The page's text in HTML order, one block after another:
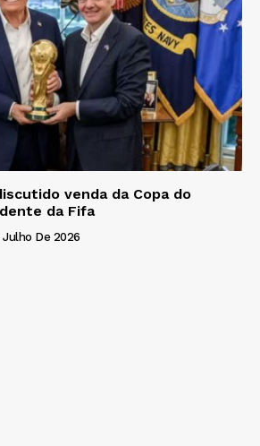
venda da Copa do
da Fifa
Julho De 2026